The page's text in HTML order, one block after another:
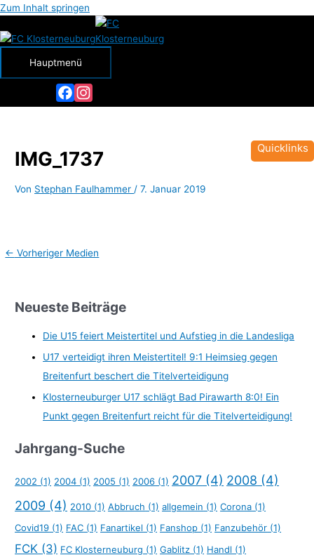
Zum Inhalt springen
Hauptmenü
IMG_1737
Von Stephan Faulhammer /7. Januar 2019
← Vorheriger Medien
Neueste Beiträge
Die U15 feiert Meistertitel und Aufstieg in die Landesliga
U17 verteidigt ihren Meistertitel! 9:1 Heimsieg gegen
Breitenfurt beschert die Titelverteidigung
Klosterneuburger U17 schlägt Bad Pirawarth 8:0! Ein
Punkt gegen Breitenfurt reicht für die Titelverteidigung!
Jahrgang-Suche
2002 (1) 2004 (1) 2005 (1) 2006 (1) 2007 (4) 2008 (4)
2009 (4) 2010 (1) Abbruch (1) allgemein (1) Corona (1)
Covid19 (1) FAC (1) Fanartikel (1) Fanshop (1) Fanzubehör (1)
FCK (3) FC Klosterneuburg (1) Gablitz (1) Handl (1)
Quicklinks